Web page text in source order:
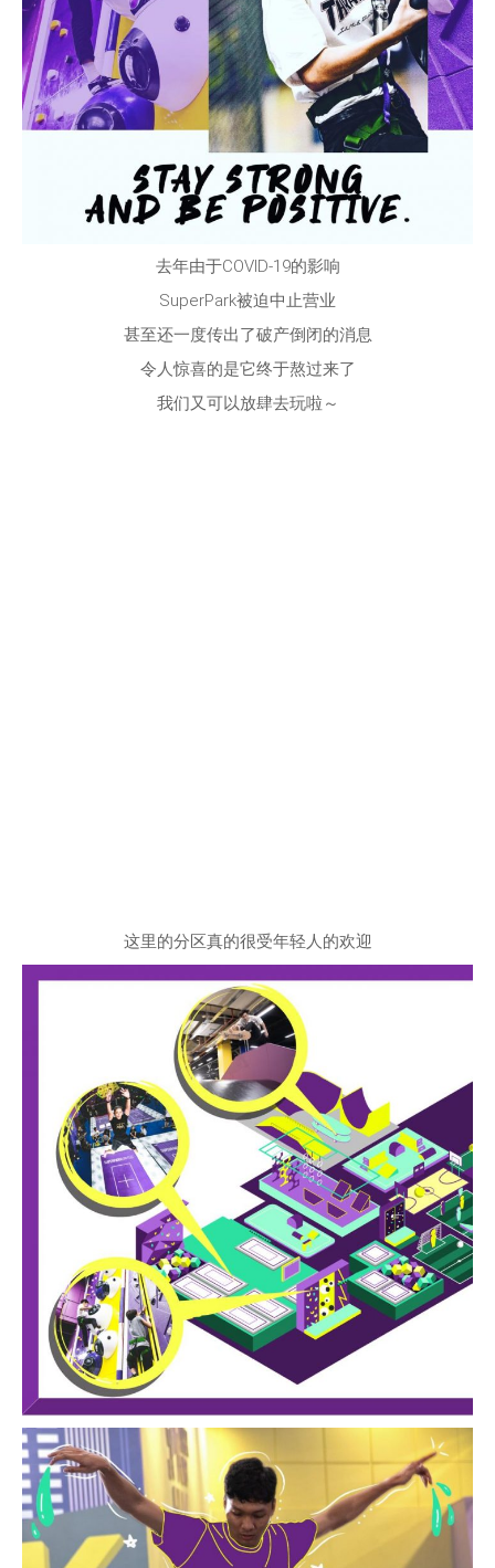
去年由于COVID-19的影响
SuperPark被迫中止营业
甚至还一度传出了破产倒闭的消息
令人惊喜的是它终于熬过来了
我们又可以放肆去玩啦～
这里的分区真的很受年轻人的欢迎